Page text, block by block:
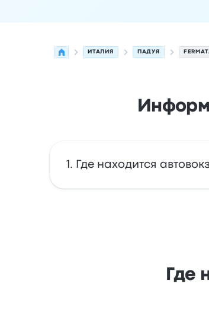
ИТАЛИЯ ПАДУЯ
Где находится
Где